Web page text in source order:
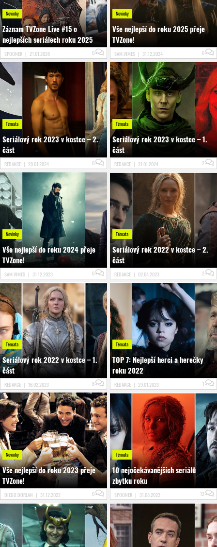
Novinky
Záznam TVZone Live #15 o
nejlepších seriálech roku 2025
SPOONER | 21.01.2026 0
Novinky
Vše nejlepší do roku 2025 přeje
TVZone!
SAM.VIMES | 31.12.2024 0
Témata
Seriálový rok 2023 v kostce – 2.
část
REDAKCE | 28.01.2024 0
Témata
Seriálový rok 2023 v kostce – 1.
část
REDAKCE | 21.01.2024 2
Novinky
Vše nejlepší do roku 2024 přeje
TVZone!
SAM.VIMES | 31.12.2023 0
Témata
Seriálový rok 2022 v kostce – 2.
část
REDAKCE | 02.04.2023 2
Témata
Seriálový rok 2022 v kostce – 1.
část
REDAKCE | 16.02.2023 8
Témata
TOP 7: Nejlepší herci a herečky
roku 2022
REDAKCE | 29.01.2023 1
Novinky
Vše nejlepší do roku 2023 přeje
TVZone!
DIEGO.DORLAN | 31.12.2022 0
Témata
10 nejočekávanějších seriálů
zbytku roku
SPOONER | 31.08.2022 12